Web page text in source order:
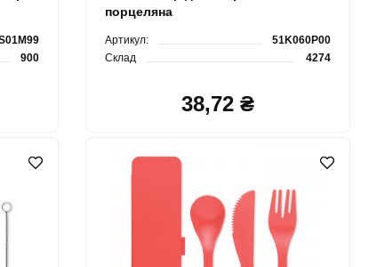
900
порцеляна
Артикул:
51K060P00
Склад
4274
38,72 ₴